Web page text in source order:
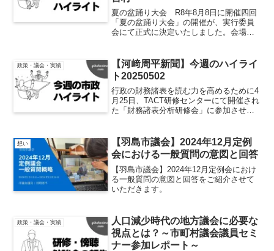
夏の盆踊り大会 R8年8月8日に開催四回
「夏の盆踊り大会」の開催が、実行委員
会にて正式に決定いたしました。会場は
線岐阜羽島駅が開業して60年以上が経過
し、駅周...
政策・議会・実績
【河﨑周平新聞】今週のハイライ
ト20250502
行政の財務諸表を読む力を高めるために4
月25日、TACT研修センターにて開催され
た「財務諸表分析研修会」に参加させて
の職員の皆さんとともに受講しました。
研修では、財...
想い
【羽島市議会】2024年12月定例
会における一般質問の意図と回答
【羽島市議会】2024年12月定例会におけ
る一般質問の意図と回答をご紹介させて
いただきます。
政策・議会・実績
人口減少時代の地方議会に必要な
視点とは？～市町村議会議員セミ
ナー参加レポート～